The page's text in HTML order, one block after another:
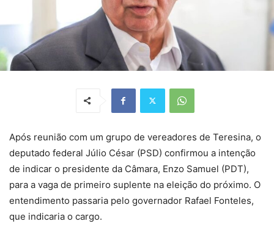
Após reunião com um grupo de vereadores de Teresina, o
deputado federal Júlio César (PSD) confirmou a intenção
de indicar o presidente da Câmara, Enzo Samuel (PDT),
para a vaga de primeiro suplente na eleição do próximo. O
entendimento passaria pelo governador Rafael Fonteles,
que indicaria o cargo.